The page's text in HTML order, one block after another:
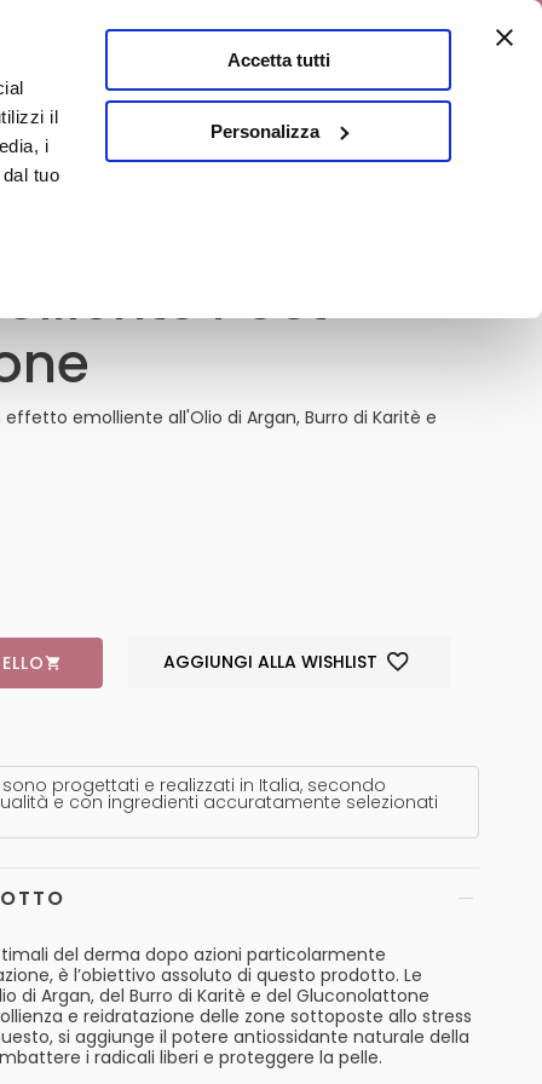
il
i
tuo
Accetta tutti
Personalizza
Post
emolliente all'Olio di Argan, Burro di Karitè e
AGGIUNGI ALLA WISHLIST
progettati e realizzati in Italia, secondo
e con ingredienti accuratamente selezionati
del derma dopo azioni particolarmente
è l’obiettivo assoluto di questo prodotto. Le
di Argan, del Burro di Karitè e del Gluconolattone
e reidratazione delle zone sottoposte allo stress
si aggiunge il potere antiossidante naturale della
i radicali liberi e proteggere la pelle.